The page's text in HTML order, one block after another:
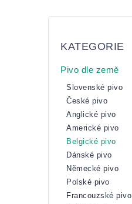
panel
KATEGORIE
Pivo dle země
Slovenské pivo
České pivo
Anglické pivo
Americké pivo
Belgické pivo
Dánské pivo
Německé pivo
Polské pivo
Francouzské pivo